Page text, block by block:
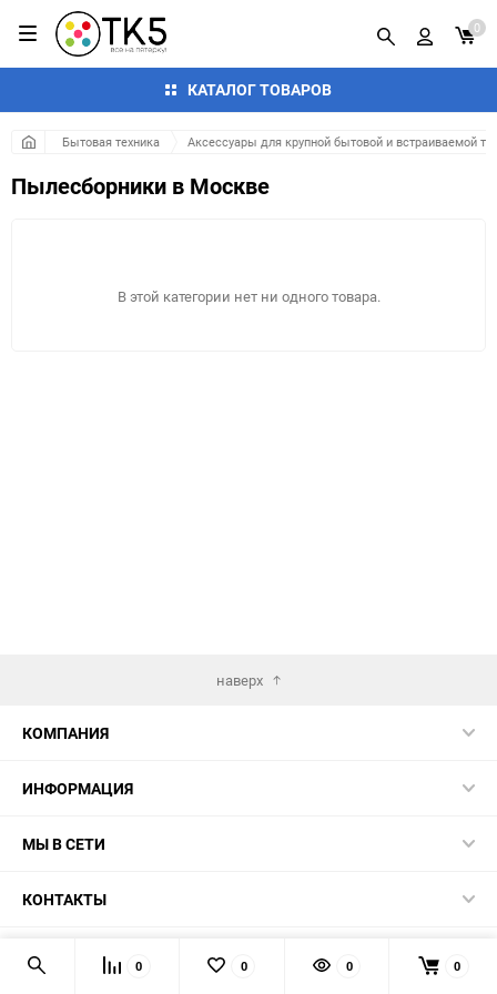
КАТАЛОГ ТОВАРОВ
0
Бытовая техника Аксессуары для крупной бытовой и встраиваемой
Пылесборники в Москве
В этой категории нет ни одного товара.
наверх
КОМПАНИЯ
ИНФОРМАЦИЯ
МЫ В СЕТИ
КОНТАКТЫ
© 2026 TK5.RU
0 0 0 0